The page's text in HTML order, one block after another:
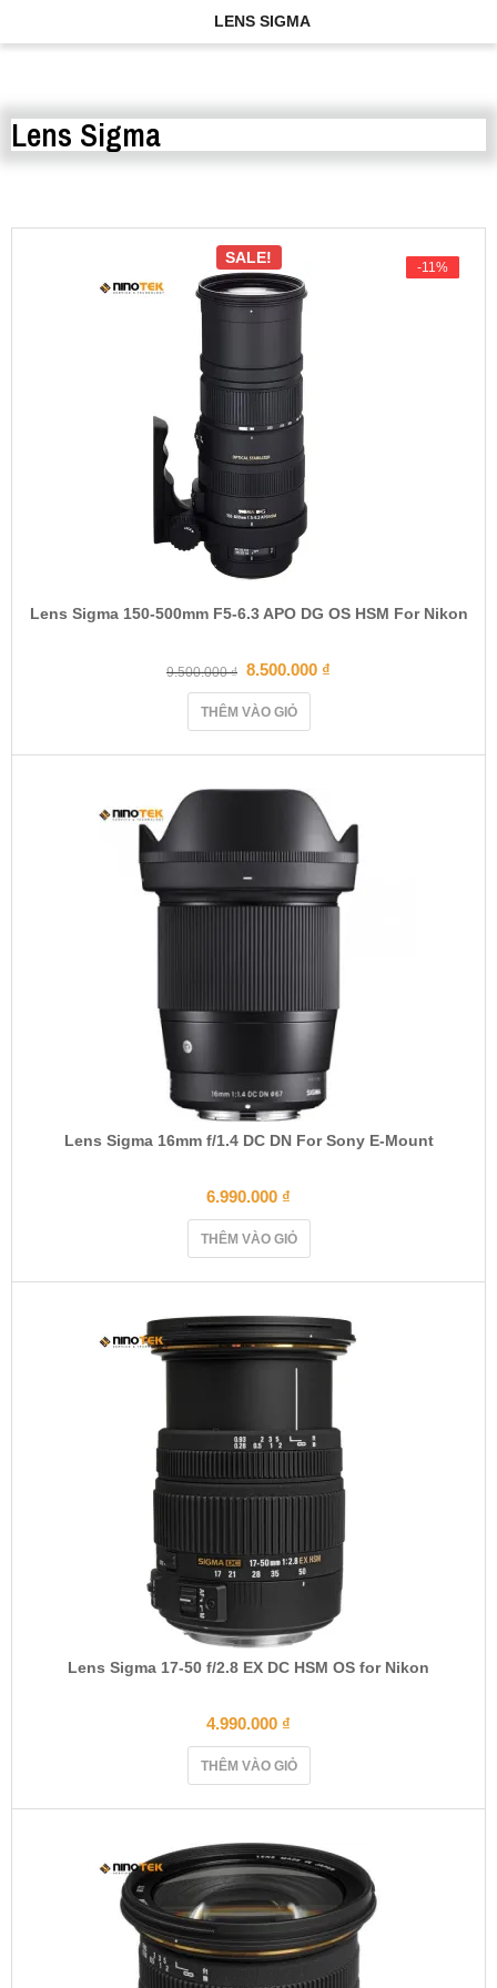
LENS SIGMA
Lens Sigma
-11%
-11%
SALE!
Lens Sigma 150-500mm F5-6.3 APO DG OS HSM For Nikon
9.500.000₫ 8.500.000 ₫
THÊM VÀO GIỎ
Lens Sigma 16mm f/1.4 DC DN For Sony E-Mount
6.990.000 ₫
THÊM VÀO GIỎ
Lens Sigma 17-50 f/2.8 EX DC HSM OS for Nikon
4.990.000 ₫
THÊM VÀO GIỎ